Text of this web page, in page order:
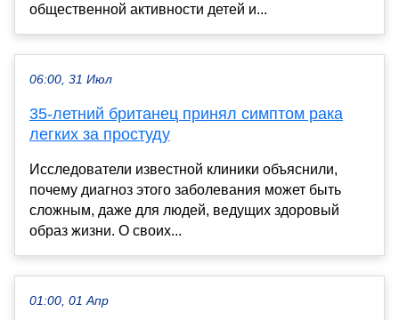
общественной активности детей и...
06:00, 31 Июл
35-летний британец принял симптом рака
легких за простуду
Исследователи известной клиники объяснили,
почему диагноз этого заболевания может быть
сложным, даже для людей, ведущих здоровый
образ жизни. О своих...
01:00, 01 Апр